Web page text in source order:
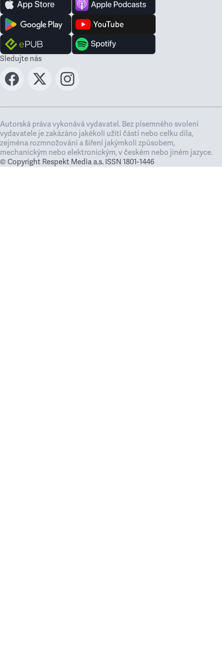
Sledujte nás
Autorská práva vykonává vydavatel. Bez písemného svolení
vydavatele je zakázáno jakékoli užití částí nebo celku díla,
zejména rozmnožování a šíření jakýmkoli způsobem,
mechanickým nebo elektronickým, v českém nebo jiném jazyce.
© Copyright Respekt Media a.s. ISSN 1801-1446